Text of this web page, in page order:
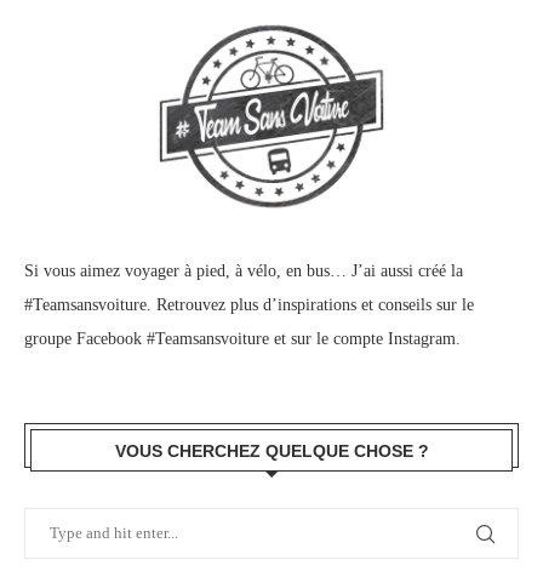
Si vous aimez voyager à pied, à vélo, en bus… J’ai aussi créé la
#Teamsansvoiture. Retrouvez plus d’inspirations et conseils sur le
groupe Facebook #Teamsansvoiture et sur le compte Instagram.
VOUS CHERCHEZ QUELQUE CHOSE ?